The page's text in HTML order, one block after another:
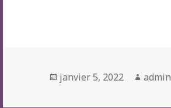
Posted
janvier 5, 2022 Author
admin